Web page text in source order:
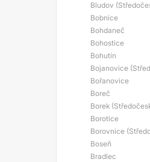
Bludov
Bobnice
Bohdaneč
Bohostice
Bohutín
Bojanovice
Bořanovice
Boreč
Borek
Borotice
Borovnice
Boseň
Bradlec